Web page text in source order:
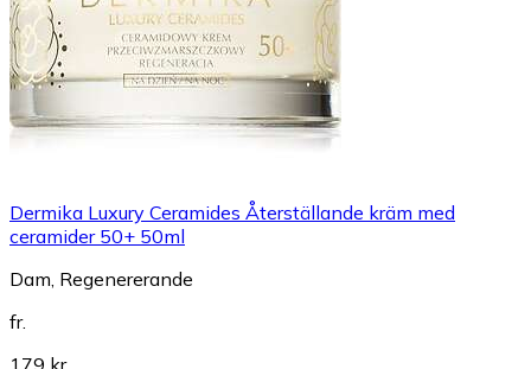
Dermika Luxury Ceramides Återställande kräm med
ceramider 50+ 50ml
Dam, Regenererande
fr.
179 kr